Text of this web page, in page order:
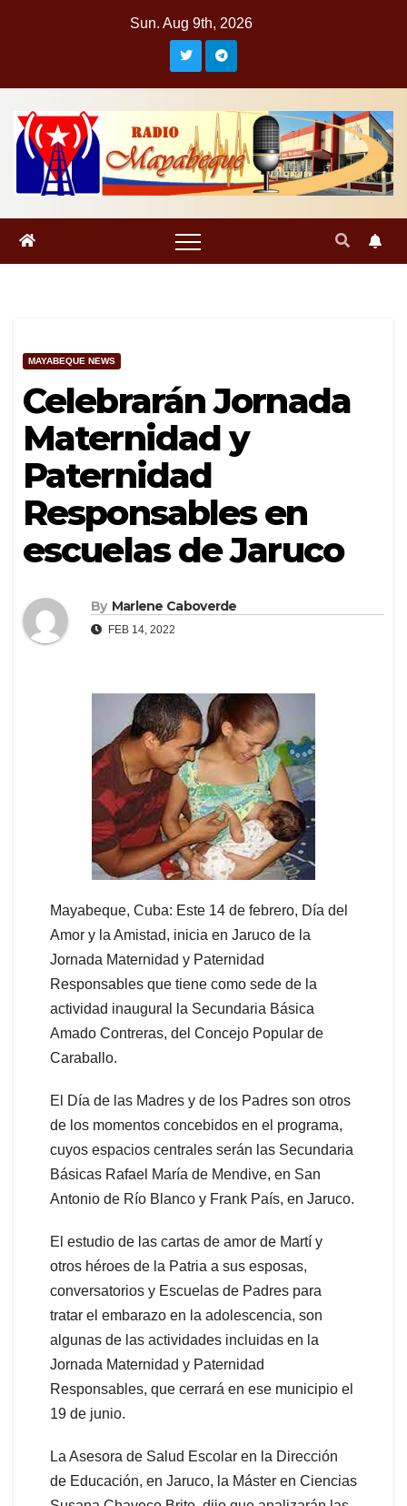
Sun. Aug 9th, 2026
MAYABEQUE NEWS
Celebrarán Jornada
Maternidad y
Paternidad
Responsables en
escuelas de Jaruco
By Marlene Caboverde
FEB 14, 2022
Mayabeque, Cuba: Este 14 de febrero, Día del
Amor y la Amistad, inicia en Jaruco de la
Jornada Maternidad y Paternidad
Responsables que tiene como sede de la
actividad inaugural la Secundaria Básica
Amado Contreras, del Concejo Popular de
Caraballo.
El Día de las Madres y de los Padres son otros
de los momentos concebidos en el programa,
cuyos espacios centrales serán las Secundaria
Básicas Rafael María de Mendive, en San
Antonio de Río Blanco y Frank País, en Jaruco.
El estudio de las cartas de amor de Martí y
otros héroes de la Patria a sus esposas,
conversatorios y Escuelas de Padres para
tratar el embarazo en la adolescencia, son
algunas de las actividades incluidas en la
Jornada Maternidad y Paternidad
Responsables, que cerrará en ese municipio el
19 de junio.
La Asesora de Salud Escolar en la Dirección
de Educación, en Jaruco, la Máster en Ciencias